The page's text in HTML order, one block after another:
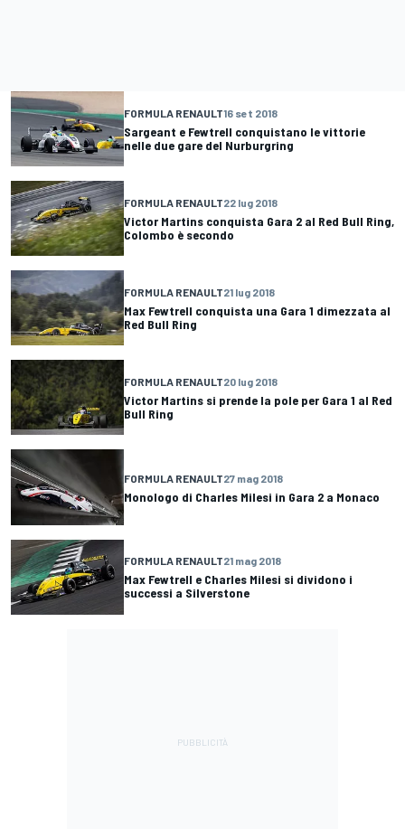
FORMULA RENAULT16 set 2018
Sargeant e Fewtrell conquistano le vittorie
nelle due gare del Nurburgring
FORMULA RENAULT22 lug 2018
Victor Martins conquista Gara 2 al Red Bull Ring,
Colombo è secondo
FORMULA RENAULT21 lug 2018
Max Fewtrell conquista una Gara 1 dimezzata al
Red Bull Ring
FORMULA RENAULT20 lug 2018
Victor Martins si prende la pole per Gara 1 al Red
Bull Ring
FORMULA RENAULT27 mag 2018
Monologo di Charles Milesi in Gara 2 a Monaco
FORMULA RENAULT21 mag 2018
Max Fewtrell e Charles Milesi si dividono i
successi a Silverstone